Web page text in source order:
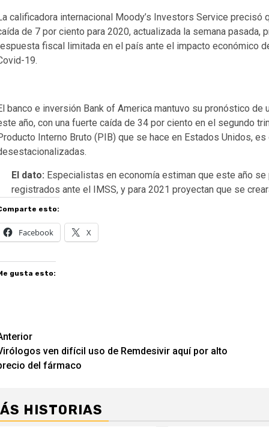
calificadora internacional Moody’s Investors Service precisó
de 7 por ciento para 2020, actualizada la semana
fiscal limitada en el país ante el impacto económico
19.
banco e inversión Bank of America mantuvo su pronóstico
año, con una fuerte caída de 34 por ciento en el segundo
Interno Bruto (PIB) que se hace en Estados Unidos,
El dato: Especialistas en economía estiman que este año
registrados ante el IMSS, y para 2021 proyectan que se
esto:
Facebook X
gusta esto:
ven difícil uso de Remdesivir aquí por alto
del fármaco
HISTORIAS